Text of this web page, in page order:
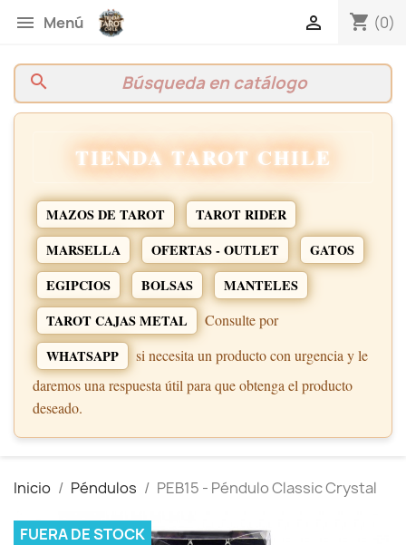
 Menú shopping_cart (0)

search
TIENDA TAROT CHILE
MAZOS DE TAROT
TAROT RIDER
MARSELLA
OFERTAS - OUTLET
GATOS
EGIPCIOS
BOLSAS
MANTELES
TAROT CAJAS METAL
Consulte por
WHATSAPP
si necesita un producto con urgencia y le
daremos una respuesta útil para que obtenga el producto
deseado.
Inicio Péndulos PEB15 - Péndulo Classic Crystal
FUERA DE STOCK